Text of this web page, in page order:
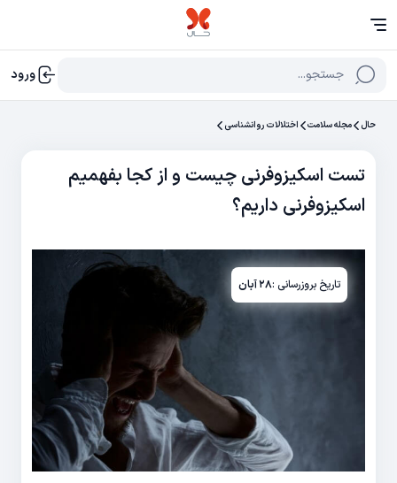
جستجو... ورود
حال مجله سلامت اختلالات روانشناسی
تست اسکیزوفرنی چیست و از کجا بفهمیم
اسکیزوفرنی داریم؟
تاریخ بروزرسانی :۲۸ آبان